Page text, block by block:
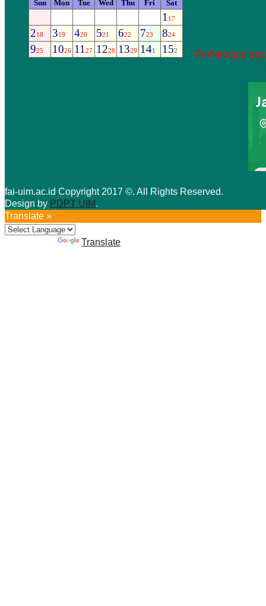
Perhitungan
fai-uim.ac.id Copyright 2017 ©. All Rights Reserved.
Design by PDPT UIM.
Translate »
Translate